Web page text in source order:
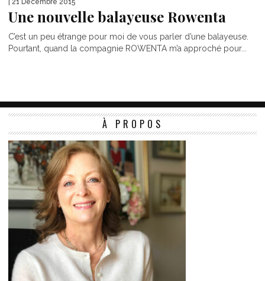
| 21 Décembre 2015
Une nouvelle balayeuse Rowenta
C’est un peu étrange pour moi de vous parler d’une balayeuse.
Pourtant, quand la compagnie ROWENTA m’a approché pour...
À PROPOS